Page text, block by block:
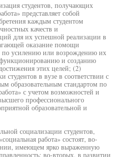
студентов, получающих
представляет собой
каждым студентом
качеств и
для их успешной реализации в
оказание помощи
усилению или возрождению их
и созданию
этих целей; (2)
студентов в вузе в соответствии с
образовательным стандартом по
с учетом возможностей и
профессионального
образовательной и
социализации студентов,
работа» состоят, во-
имеющем ярко выраженную
во-вторых, в развитии